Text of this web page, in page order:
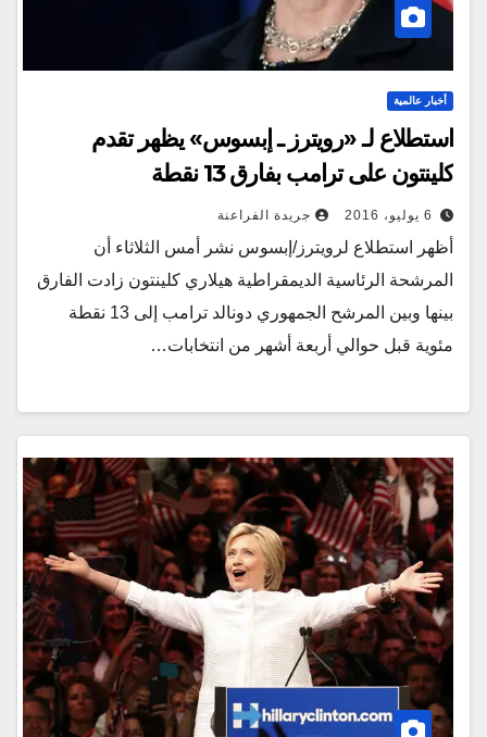
أخبار عالمية
استطلاع لـ «رويترز ـ إبسوس» يظهر تقدم
كلينتون على ترامب بفارق 13 نقطة
6 يوليو، 2016 جريدة الفراعنة
أظهر استطلاع لرويترز/إبسوس نشر أمس الثلاثاء أن
المرشحة الرئاسية الديمقراطية هيلاري كلينتون زادت الفارق
بينها وبين المرشح الجمهوري دونالد ترامب إلى 13 نقطة
مئوية قبل حوالي أربعة أشهر من انتخابات…